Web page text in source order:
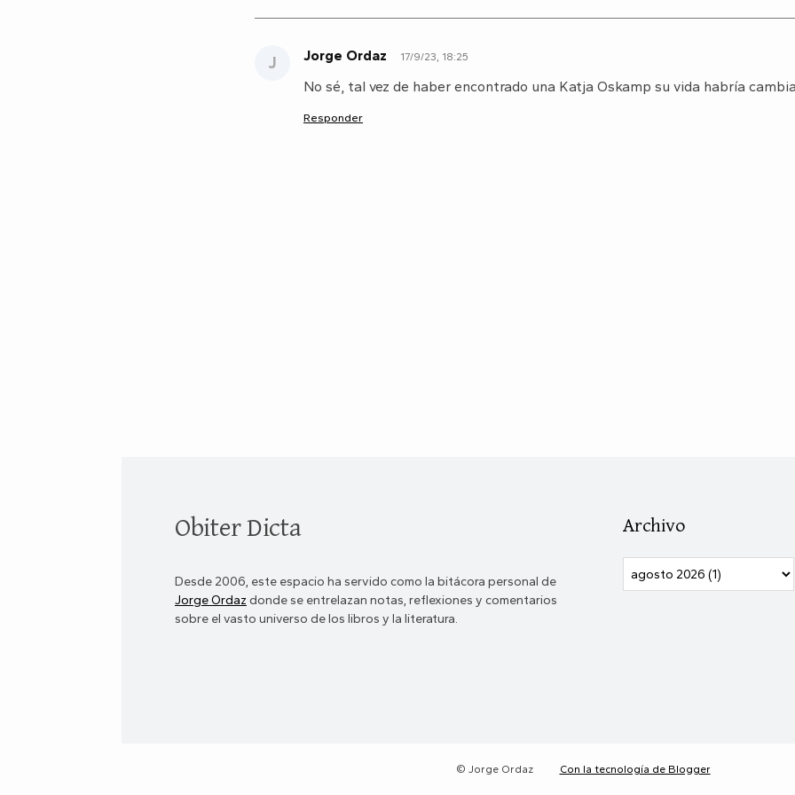
J Jorge Ordaz 17/9/23, 18:25
No sé, tal vez de haber encontrado una Katja Oskamp su vida habría
Responder
Obiter Dicta
Desde 2006, este espacio ha servido como la bitácora personal de
Jorge Ordaz donde se entrelazan notas, reflexiones y comentarios
sobre el vasto universo de los libros y la literatura.
Archivo
Con la tecnología de Blogger
© Jorge Ordaz